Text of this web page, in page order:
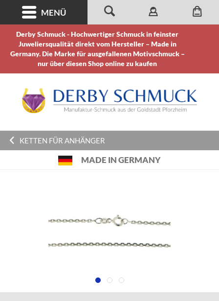
Derby Schmuck - Hochwertiger Schmuck in feinster
Juweliersqualität direkt vom Hersteller – Made in
Germany. Die Marke für ausgefallenen Motivschmuck –
nur über diesen Shop online zu kaufen
MENÜ
KETTEN FÜR ANHÄNGER
MADE IN GERMANY